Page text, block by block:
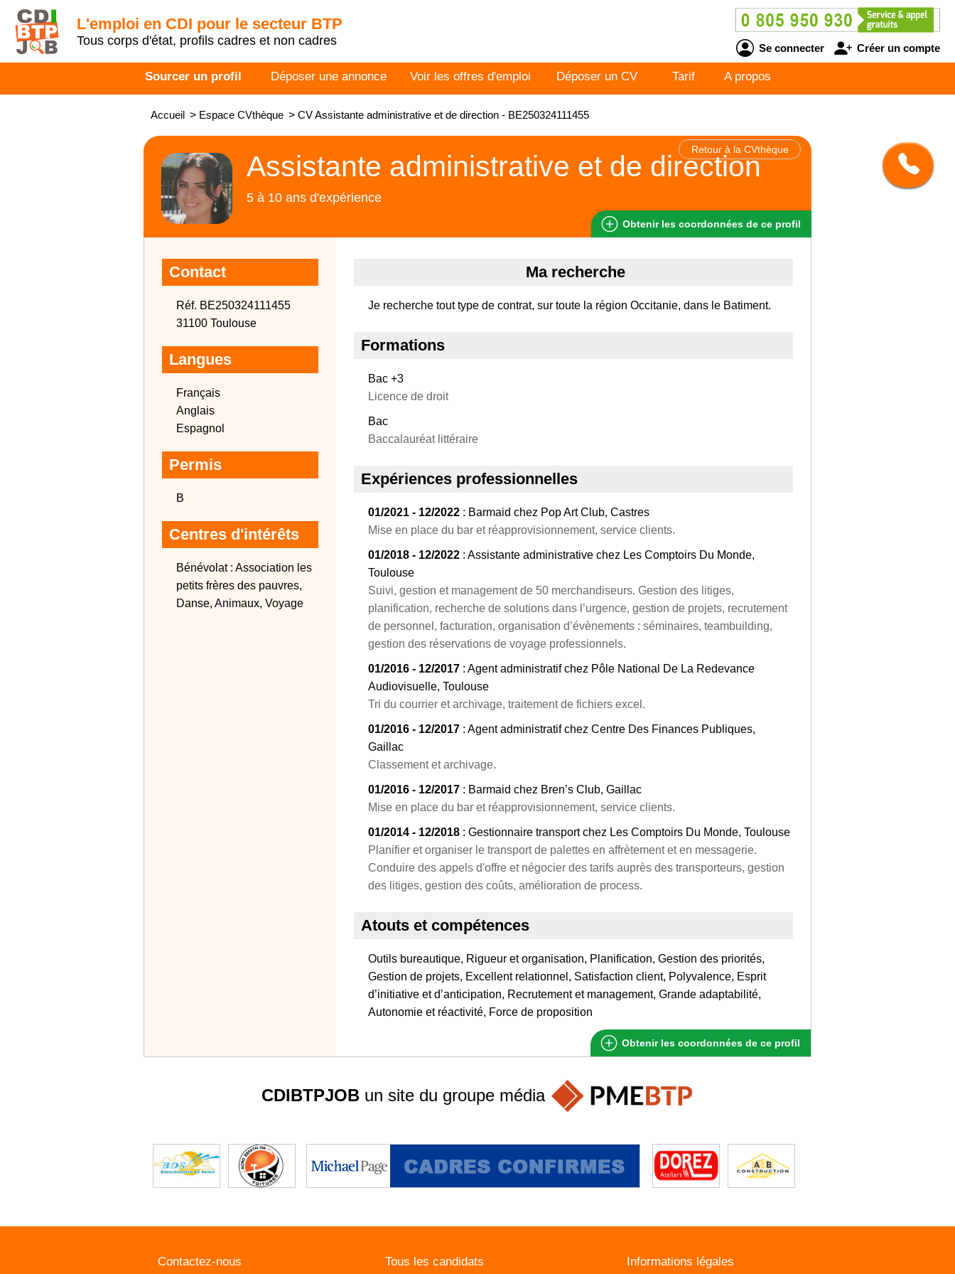
L'emploi en CDI pour le secteur BTP
Tous corps d'état, profils cadres et non cadres
Se connecter Créer un compte
Sourcer un profil Déposer une annonce Voir les offres d'emploi Déposer un CV Tarif A propos
Accueil > Espace CVthèque > CV Assistante administrative et de direction - BE250324111455
Retour à la CVthèque
Assistante administrative et de direction
5 à 10 ans d'expérience
Obtenir les coordonnées de ce profil
Contact
Réf. BE250324111455
31100 Toulouse
Langues
Français
Anglais
Espagnol
Permis
B
Centres d'intérêts
Bénévolat : Association les
petits frères des pauvres,
Danse, Animaux, Voyage
Ma recherche
Je recherche tout type de contrat, sur toute la région Occitanie, dans le Batiment.
Formations
Bac +3
Licence de droit
Bac
Baccalauréat littéraire
Expériences professionnelles
01/2021 - 12/2022 : Barmaid chez Pop Art Club, Castres
Mise en place du bar et réapprovisionnement, service clients.
01/2018 - 12/2022 : Assistante administrative chez Les Comptoirs Du Monde,
Toulouse
Suivi, gestion et management de 50 merchandiseurs. Gestion des litiges,
planification, recherche de solutions dans l’urgence, gestion de projets, recrutement
de personnel, facturation, organisation d’évènements : séminaires, teambuilding,
gestion des réservations de voyage professionnels.
01/2016 - 12/2017 : Agent administratif chez Pôle National De La Redevance
Audiovisuelle, Toulouse
Tri du courrier et archivage, traitement de fichiers excel.
01/2016 - 12/2017 : Agent administratif chez Centre Des Finances Publiques,
Gaillac
Classement et archivage.
01/2016 - 12/2017 : Barmaid chez Bren’s Club, Gaillac
Mise en place du bar et réapprovisionnement, service clients.
01/2014 - 12/2018 : Gestionnaire transport chez Les Comptoirs Du Monde, Toulouse
Planifier et organiser le transport de palettes en affrètement et en messagerie.
Conduire des appels d'offre et négocier des tarifs auprès des transporteurs, gestion
des litiges, gestion des coûts, amélioration de process.
Atouts et compétences
Outils bureautique, Rigueur et organisation, Planification, Gestion des priorités,
Gestion de projets, Excellent relationnel, Satisfaction client, Polyvalence, Esprit
d’initiative et d’anticipation, Recrutement et management, Grande adaptabilité,
Autonomie et réactivité, Force de proposition
Obtenir les coordonnées de ce profil
CDIBTPJOBun site du groupe média
Contactez-nous
Tous les candidats
Informations légales